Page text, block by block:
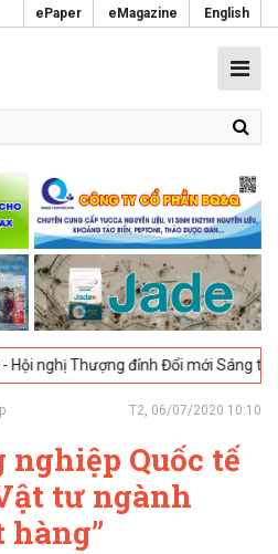
ePaper eMagazine English
đỉnh Đổi mới Sáng tạo trong
T2, 06/07/2020 10:10
nghiệp Quốc tế
tư ngành
hàng”